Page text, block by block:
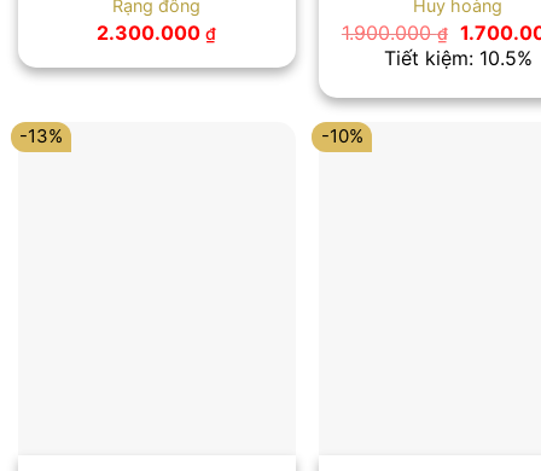
Rạng đông
2.300.000₫
Huy hoàng
1.900.000₫ Giá
gốc
là:
Tiết kiệm: 10.5%
-13% -10%